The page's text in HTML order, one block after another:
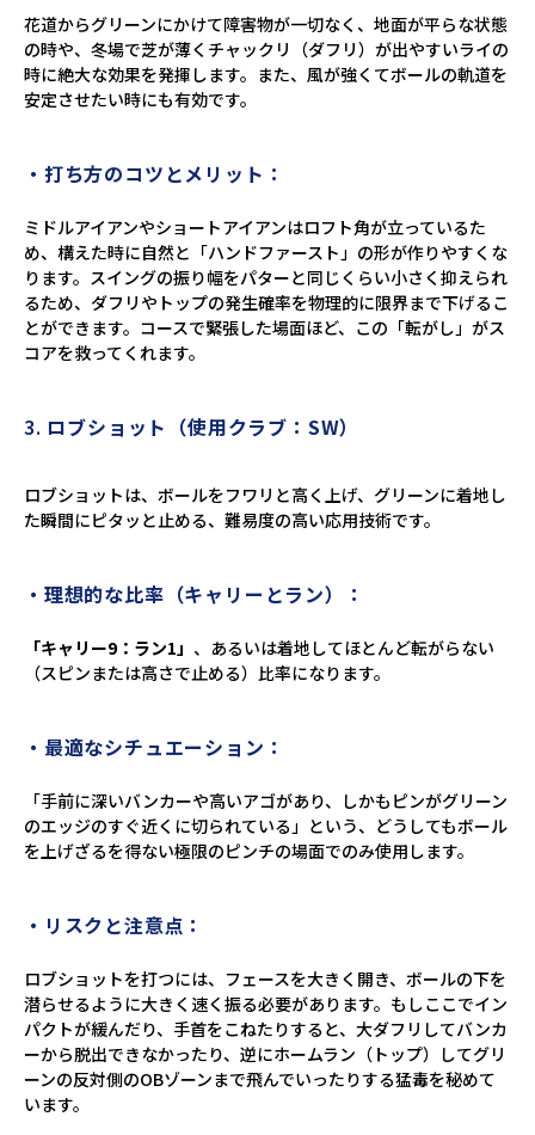
花道からグリーンにかけて障害物が一切なく、地面が平らな状態
の時や、冬場で芝が薄くチャックリ（ダフリ）が出やすいライの
時に絶大な効果を発揮します。また、風が強くてボールの軌道を
安定させたい時にも有効です。
・打ち方のコツとメリット：
ミドルアイアンやショートアイアンはロフト角が立っているた
め、構えた時に自然と「ハンドファースト」の形が作りやすくな
ります。スイングの振り幅をパターと同じくらい小さく抑えられ
るため、ダフリやトップの発生確率を物理的に限界まで下げるこ
とができます。コースで緊張した場面ほど、この「転がし」がス
コアを救ってくれます。
3. ロブショット（使用クラブ：SW）
ロブショットは、ボールをフワリと高く上げ、グリーンに着地し
た瞬間にピタッと止める、難易度の高い応用技術です。
・理想的な比率（キャリーとラン）：
「キャリー9：ラン1」 、あるいは着地してほとんど転がらない
（スピンまたは高さで止める）比率になります。
・最適なシチュエーション：
「手前に深いバンカーや高いアゴがあり、しかもピンがグリーン
のエッジのすぐ近くに切られている」という、どうしてもボール
を上げざるを得ない極限のピンチの場面でのみ使用します。
・リスクと注意点：
ロブショットを打つには、フェースを大きく開き、ボールの下を
潜らせるように大きく速く振る必要があります。もしここでイン
パクトが緩んだり、手首をこねたりすると、大ダフリしてバンカ
ーから脱出できなかったり、逆にホームラン（トップ）してグリ
ーンの反対側のOBゾーンまで飛んでいったりする猛毒を秘めて
います。